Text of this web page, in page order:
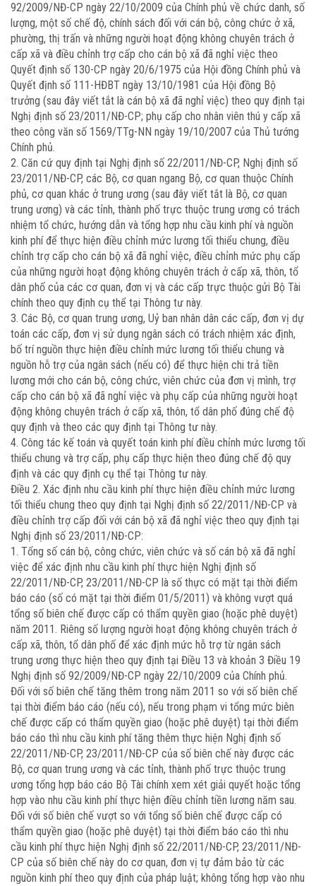
92/2009/NĐ-CP ngày 22/10/2009 của Chính phủ về chức danh, số
lượng, một số chế độ, chính sách đối với cán bộ, công chức ở xã,
phường, thị trấn và những người hoạt động không chuyên trách ở
cấp xã và điều chỉnh trợ cấp cho cán bộ xã đã nghỉ việc theo
Quyết định số 130-CP ngày 20/6/1975 của Hội đồng Chính phủ và
Quyết định số 111-HĐBT ngày 13/10/1981 của Hội đồng Bộ
trưởng (sau đây viết tắt là cán bộ xã đã nghỉ việc) theo quy định tại
Nghị định số 23/2011/NĐ-CP; phụ cấp cho nhân viên thú y cấp xã
theo công văn số 1569/TTg-NN ngày 19/10/2007 của Thủ tướng
Chính phủ.
2. Căn cứ quy định tại Nghị định số 22/2011/NĐ-CP, Nghị định số
23/2011/NĐ-CP, các Bộ, cơ quan ngang Bộ, cơ quan thuộc Chính
phủ, cơ quan khác ở trung ương (sau đây viết tắt là Bộ, cơ quan
trung ương) và các tỉnh, thành phố trực thuộc trung ương có trách
nhiệm tổ chức, hướng dẫn và tổng hợp nhu cầu kinh phí và nguồn
kinh phí để thực hiện điều chỉnh mức lương tối thiểu chung, điều
chỉnh trợ cấp cho cán bộ xã đã nghỉ việc, điều chỉnh mức phụ cấp
của những người hoạt động không chuyên trách ở cấp xã, thôn, tổ
dân phố của các cơ quan, đơn vị và các cấp trực thuộc gửi Bộ Tài
chính theo quy định cụ thể tại Thông tư này.
3. Các Bộ, cơ quan trung ương, Uỷ ban nhân dân các cấp, đơn vị dự
toán các cấp, đơn vị sử dụng ngân sách có trách nhiệm xác định,
bố trí nguồn thực hiện điều chỉnh mức lương tối thiểu chung và
nguồn hỗ trợ của ngân sách (nếu có) để thực hiện chi trả tiền
lương mới cho cán bộ, công chức, viên chức của đơn vị mình, trợ
cấp cho cán bộ xã đã nghỉ việc và phụ cấp của những người hoạt
động không chuyên trách ở cấp xã, thôn, tổ dân phố đúng chế độ
quy định và theo các quy định tại Thông tư này.
4. Công tác kế toán và quyết toán kinh phí điều chỉnh mức lương tối
thiểu chung và trợ cấp, phụ cấp thực hiện theo đúng chế độ quy
định và các quy định cụ thể tại Thông tư này.
Điều 2. Xác định nhu cầu kinh phí thực hiện điều chỉnh mức lương
tối thiểu chung theo quy định tại Nghị định số 22/2011/NĐ-CP và
điều chỉnh trợ cấp đối với cán bộ xã đã nghỉ việc theo quy định tại
Nghị định số 23/2011/NĐ-CP:
1. Tổng số cán bộ, công chức, viên chức và số cán bộ xã đã nghỉ
việc để xác định nhu cầu kinh phí thực hiện Nghị định số
22/2011/NĐ-CP, 23/2011/NĐ-CP là số thực có mặt tại thời điểm
báo cáo (số có mặt tại thời điểm 01/5/2011) và không vượt quá
tổng số biên chế được cấp có thẩm quyền giao (hoặc phê duyệt)
năm 2011. Riêng số lượng người hoạt động không chuyên trách ở
cấp xã, thôn, tổ dân phố để xác định mức hỗ trợ từ ngân sách
trung ương thực hiện theo quy định tại Điều 13 và khoản 3 Điều 19
Nghị định số 92/2009/NĐ-CP ngày 22/10/2009 của Chính phủ.
Đối với số biên chế tăng thêm trong năm 2011 so với số biên chế
tại thời điểm báo cáo (nếu có), nếu trong phạm vi tổng mức biên
chế được cấp có thẩm quyền giao (hoặc phê duyệt) tại thời điểm
báo cáo thì nhu cầu kinh phí tăng thêm thực hiện Nghị định số
22/2011/NĐ-CP, 23/2011/NĐ-CP của số biên chế này được các
Bộ, cơ quan trung ương và các tỉnh, thành phố trực thuộc trung
ương tổng hợp báo cáo Bộ Tài chính xem xét giải quyết hoặc tổng
hợp vào nhu cầu kinh phí thực hiện điều chỉnh tiền lương năm sau.
Đối với số biên chế vượt so với tổng số biên chế được cấp có
thẩm quyền giao (hoặc phê duyệt) tại thời điểm báo cáo thì nhu
cầu kinh phí thực hiện Nghị định số 22/2011/NĐ-CP, 23/2011/NĐ-
CP của số biên chế này do cơ quan, đơn vị tự đảm bảo từ các
nguồn kinh phí theo quy định của pháp luật; không tổng hợp vào nhu